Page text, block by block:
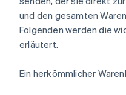
und den gesamten
Folgenden werden die
erläutert.
Ein herkömmlicher